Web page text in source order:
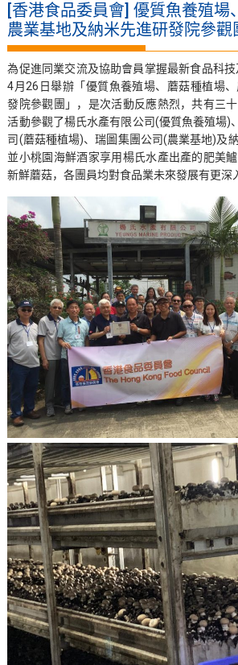
[香港食品委員會] 優質魚養殖場
農業基地及納米先進研發院參觀
為促進同業交流及協助會員掌握最新食品科
4月26日舉辦「優質魚養殖場、蘑菇種植場
發院參觀團」，是次活動反應熱烈，共有三十
活動參觀了楊氏水產有限公司(優質魚養殖場)
司(蘑菇種植場)、瑞圖集團公司(農業基地)及
並小桃園海鮮酒家享用楊氏水產出產的肥美
新鮮蘑菇，各團員均對食品業未來發展有更深